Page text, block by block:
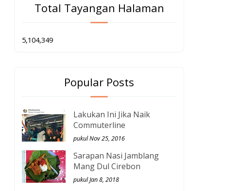
Total Tayangan Halaman
5,104,349
Popular Posts
Lakukan Ini Jika Naik
Commuterline
pukul Nov 25, 2016
Sarapan Nasi Jamblang
Mang Dul Cirebon
pukul Jan 8, 2018